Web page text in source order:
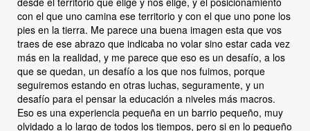
con el que uno camina ese territorio y con el que uno pone los
pies en la tierra. Me parece una buena imagen esta que vos
traes de ese abrazo que indicaba no volar sino estar cada vez
más en la realidad, y me parece que eso es un desafío, a los
que se quedan, un desafío a los que nos fuimos, porque
seguiremos estando en otras luchas, seguramente, y un
desafío para el pensar la educación a niveles más macros.
Eso es una experiencia pequeña en un barrio pequeño, muy
olvidado a lo largo de todos los tiempos, pero si en lo pequeño